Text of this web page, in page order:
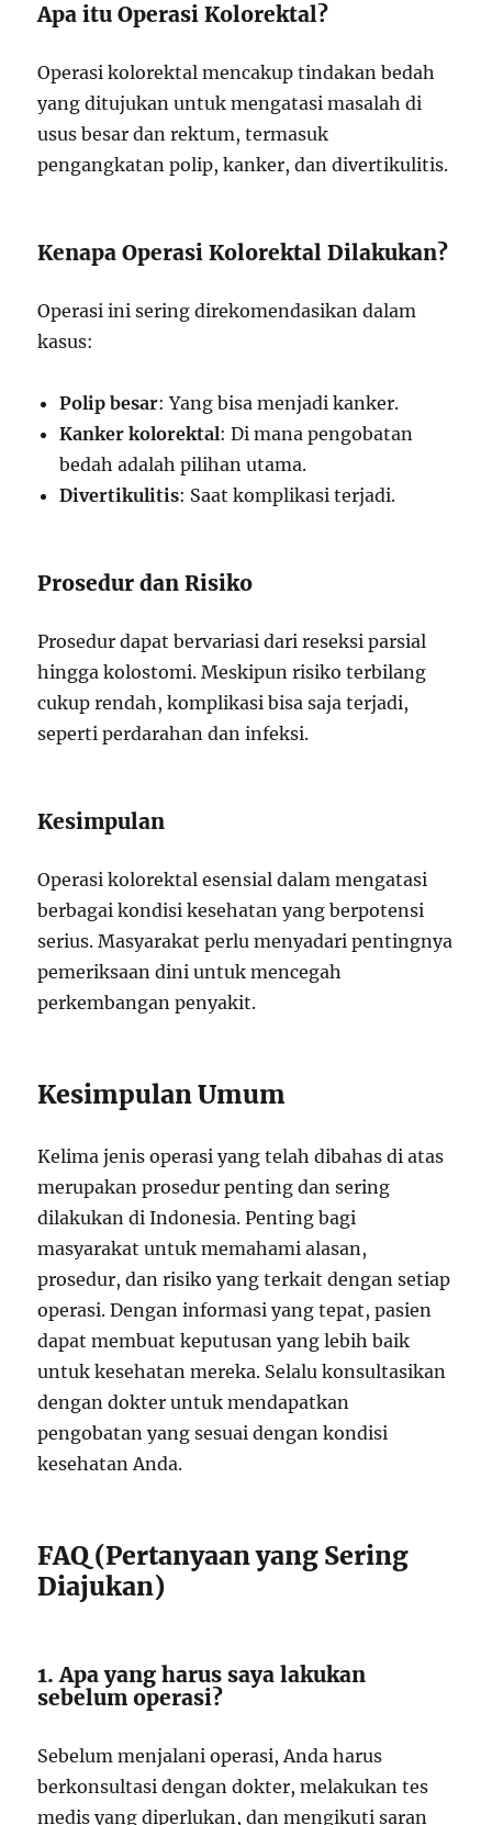
Apa itu Operasi Kolorektal?
Operasi kolorektal mencakup tindakan bedah
yang ditujukan untuk mengatasi masalah di
usus besar dan rektum, termasuk
pengangkatan polip, kanker, dan divertikulitis.
Kenapa Operasi Kolorektal Dilakukan?
Operasi ini sering direkomendasikan dalam
kasus:
Polip besar: Yang bisa menjadi kanker.
Kanker kolorektal: Di mana pengobatan
bedah adalah pilihan utama.
Divertikulitis: Saat komplikasi terjadi.
Prosedur dan Risiko
Prosedur dapat bervariasi dari reseksi parsial
hingga kolostomi. Meskipun risiko terbilang
cukup rendah, komplikasi bisa saja terjadi,
seperti perdarahan dan infeksi.
Kesimpulan
Operasi kolorektal esensial dalam mengatasi
berbagai kondisi kesehatan yang berpotensi
serius. Masyarakat perlu menyadari pentingnya
pemeriksaan dini untuk mencegah
perkembangan penyakit.
Kesimpulan Umum
Kelima jenis operasi yang telah dibahas di atas
merupakan prosedur penting dan sering
dilakukan di Indonesia. Penting bagi
masyarakat untuk memahami alasan,
prosedur, dan risiko yang terkait dengan setiap
operasi. Dengan informasi yang tepat, pasien
dapat membuat keputusan yang lebih baik
untuk kesehatan mereka. Selalu konsultasikan
dengan dokter untuk mendapatkan
pengobatan yang sesuai dengan kondisi
kesehatan Anda.
FAQ (Pertanyaan yang Sering
Diajukan)
1. Apa yang harus saya lakukan
sebelum operasi?
Sebelum menjalani operasi, Anda harus
berkonsultasi dengan dokter, melakukan tes
medis yang diperlukan, dan mengikuti saran